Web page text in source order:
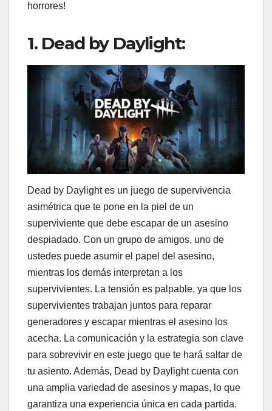
horrores!
1. Dead by Daylight:
Dead by Daylight es un juego de supervivencia
asimétrica que te pone en la piel de un
superviviente que debe escapar de un asesino
despiadado. Con un grupo de amigos, uno de
ustedes puede asumir el papel del asesino,
mientras los demás interpretan a los
supervivientes. La tensión es palpable, ya que los
supervivientes trabajan juntos para reparar
generadores y escapar mientras el asesino los
acecha. La comunicación y la estrategia son clave
para sobrevivir en este juego que te hará saltar de
tu asiento. Además, Dead by Daylight cuenta con
una amplia variedad de asesinos y mapas, lo que
garantiza una experiencia única en cada partida.